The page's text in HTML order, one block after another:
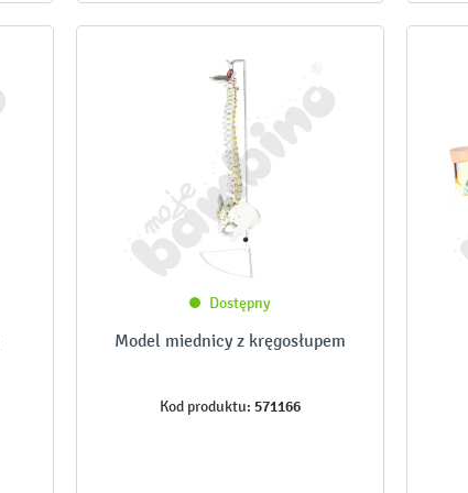
Dostępny
Model miednicy z kręgosłupem
Kod produktu: 571166